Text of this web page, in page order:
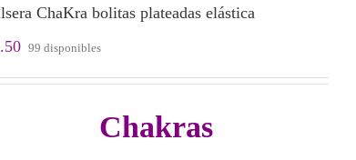
ChaKra bolitas plateadas elástica
99 disponibles
Chakras